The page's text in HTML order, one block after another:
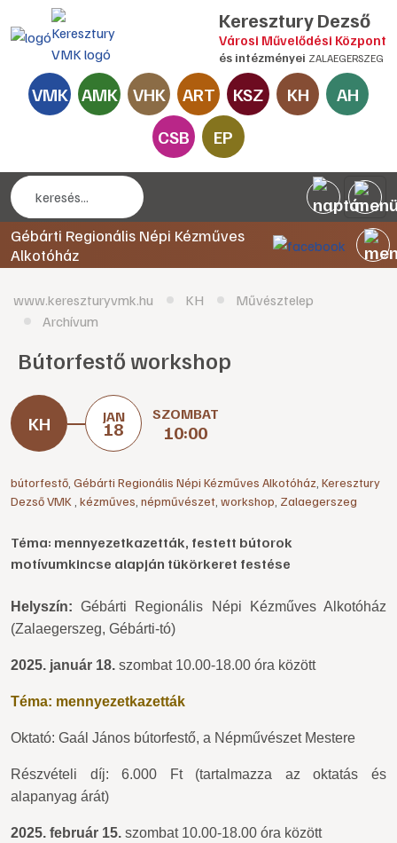
Keresztury Dezső
Városi Művelődési Központ
és intézményei ZALAEGERSZEG
VMK AMK VHK ART KSZ KH
AH
CSB
EP
Gébárti Regionális Népi Kézműves
Alkotóház
www.kereszturyvmk.hu KH
Művésztelep
Archívum
Bútorfestő workshop
JAN
18
SZOMBAT
10:00
bútorfestő Gébárti Regionális Népi Kézműves Alkotóház Keresztury
Dezső VMK kézműves népművészet workshop Zalaegerszeg
Téma: mennyezetkazetták, festett bútorok
motívumkincse alapján tükörkeret festése
Helyszín:Gébárti Regionális Népi Kézműves Alkotóház
(Zalaegerszeg, Gébárti-tó)
2025. január 18. szombat 10.00-18.00 óra között
Téma: mennyezetkazetták
Oktató: Gaál János bútorfestő, a Népművészet Mestere
Részvételi díj: 6.000 Ft (tartalmazza az oktatás és
alapanyag árát)
2025. február 15. szombat 10.00-18.00 óra között